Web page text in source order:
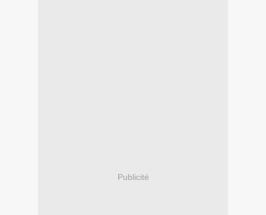
Publicité